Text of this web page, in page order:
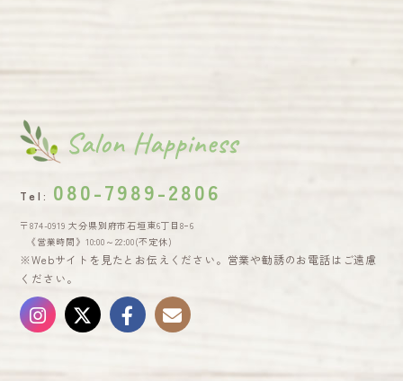
Tel: 080-7989-2806
〒874-0919 大分県別府市石垣東6丁目8ｰ6
《営業時間》10:00～22:00(不定休)
※Webサイトを見たとお伝えください。営業や勧誘のお電話はご遠慮
ください。